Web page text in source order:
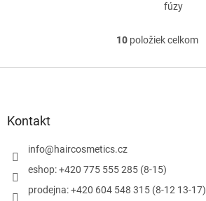
fúzy
O
l
p
v
10položiek celkom
Kontakt
info@haircosmetics.cz
eshop: +420 775 555 285 (8-15)
prodejna: +420 604 548 315 (8-12 13-17)